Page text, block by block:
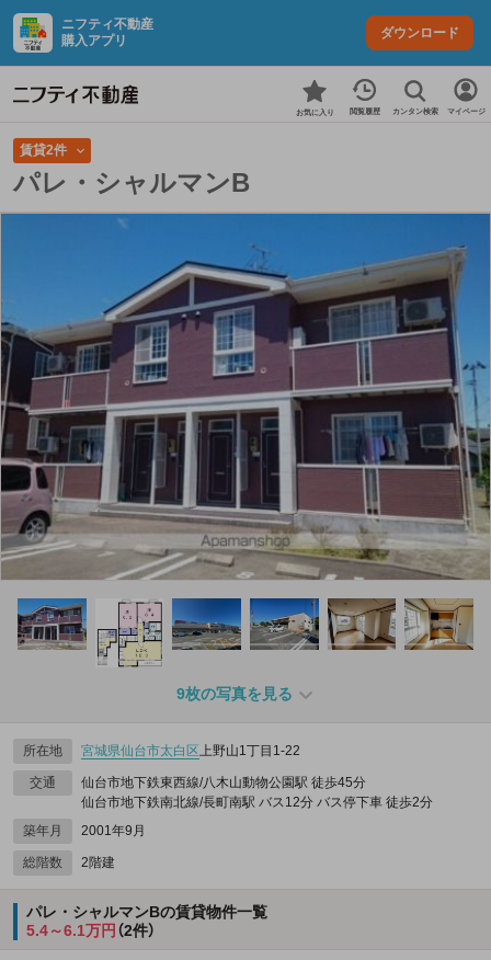
ニフティ不動産
購入アプリ
ダウンロード
お気に入り 閲覧履歴 カンタン検索 マイページ
賃貸2件
パレ・シャルマンB
9枚の写真を見る
所在地 宮城県仙台市太白区上野山1丁目1-22
交通
仙台市地下鉄東西線/八木山動物公園駅 徒歩45分
仙台市地下鉄南北線/長町南駅 バス12分 バス停下車 徒歩2分
築年月
2001年9月
総階数 2階建
パレ・シャルマンBの賃貸物件一覧
5.4～6.1万円 （2件）